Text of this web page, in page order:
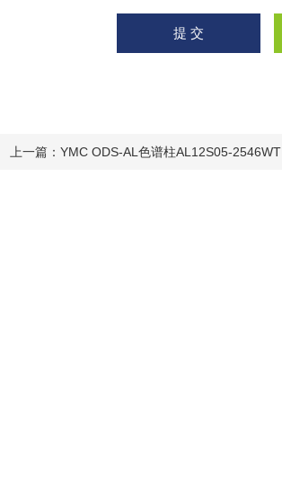
上一篇： YMC ODS-AL色谱柱AL12S05-2546WT